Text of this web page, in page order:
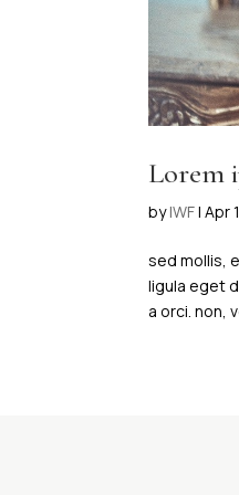
Lorem
byIWF|Apr
sed mollis,
ligula eget
a orci. non,